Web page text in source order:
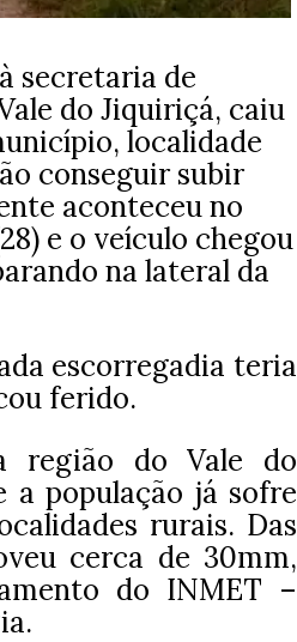
secretaria de
do Jiquiriçá, caiu
localidade
conseguir subir
aconteceu no
e o veículo chegou
na lateral da
escorregadia teria
ferido.
região do Vale do
a população já sofre
rurais. Das
cerca de 30mm,
do INMET –